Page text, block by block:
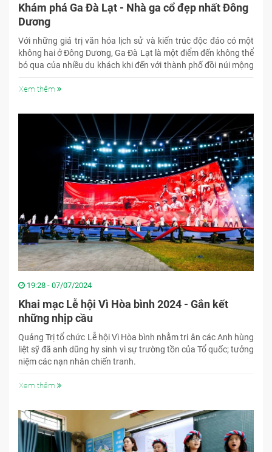
Khám phá Ga Đà Lạt - Nhà ga cổ đẹp nhất Đông
Dương
Với những giá trị văn hóa lịch sử và kiến trúc độc đáo có một
không hai ở Đông Dương, Ga Đà Lạt là một điểm đến không thể
bỏ qua của nhiều du khách khi đến với thành phố đồi núi mộng
Xem thêm
19:28 - 07/07/2024
Khai mạc Lễ hội Vì Hòa bình 2024 - Gắn kết
những nhịp cầu
Quảng Trị tổ chức Lễ hội Vì Hòa bình nhằm tri ân các Anh hùng
liệt sỹ đã anh dũng hy sinh vì sự trường tồn của Tổ quốc; tưởng
niệm các nạn nhân chiến tranh.
Xem thêm